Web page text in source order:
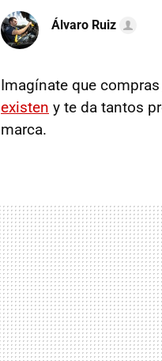
Álvaro Ruiz
Imagínate que compras
existen y te da tantos
marca.